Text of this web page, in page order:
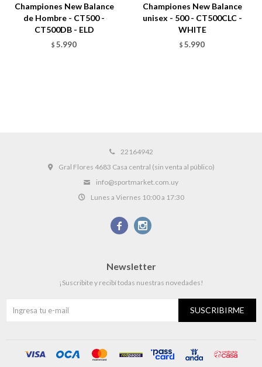
Championes New Balance
de Hombre - CT500 -
CT500DB - ELD
$ 5.990
Championes New Balance
unisex - 500 - CT500CLC -
WHITE
$ 5.990
22164942
Gral Flores 4683 Casa central (sin venta al público)
info@sportmarket.com.uy
Lunes a Viernes 10:00 a 17:30
 
Newsletter
¡Suscribite y recibí todas nuestras novedades!
SUSCRIBIRME